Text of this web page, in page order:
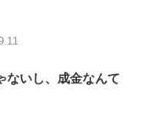
ないし、成金なんて